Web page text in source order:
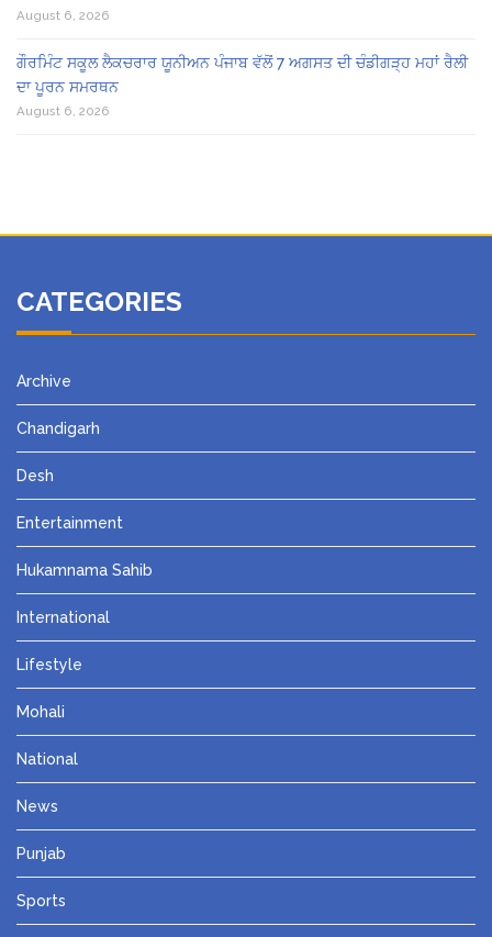
August 6, 2026
ਗੌਰਮਿੰਟ ਸਕੂਲ ਲੈਕਚਰਾਰ ਯੂਨੀਅਨ ਪੰਜਾਬ ਵੱਲੋਂ 7 ਅਗਸਤ ਦੀ ਚੰਡੀਗੜ੍ਹ ਮਹਾਂ ਰੈਲੀ
ਦਾ ਪੂਰਨ ਸਮਰਥਨ
August 6, 2026
CATEGORIES
Archive
Chandigarh
Desh
Entertainment
Hukamnama Sahib
International
Lifestyle
Mohali
National
News
Punjab
Sports